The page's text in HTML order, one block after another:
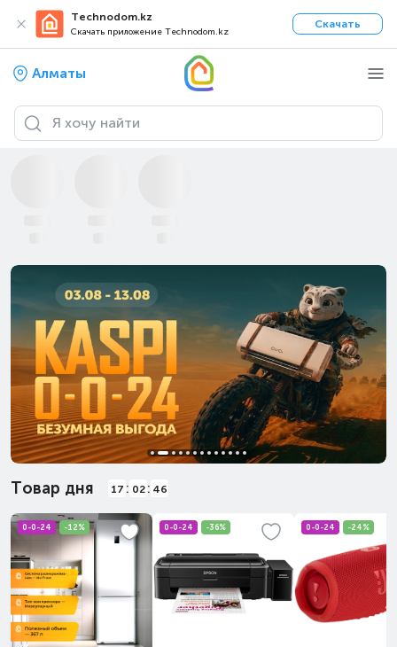
Technodom.kz
Скачать приложение Technodom.kz
Скачать
Алматы
Товар дня 17 : 02 : 44
0-0-24 -12% 0-0-24 -36% 0-0-24 -24%